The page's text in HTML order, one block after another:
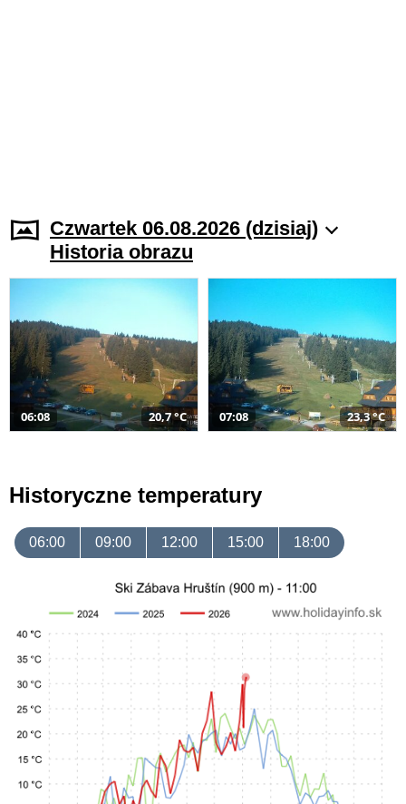
Czwartek 06.08.2026 (dzisiaj)
Historia obrazu
06:08 20,7 °C 07:08 23,3 °C
Historyczne temperatury
06:00 09:00 12:00 15:00 18:00